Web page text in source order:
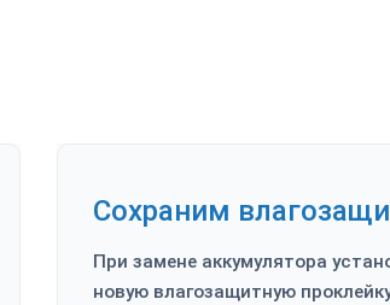
Сохраним
При замене аккумулятора
новую влагозащитную